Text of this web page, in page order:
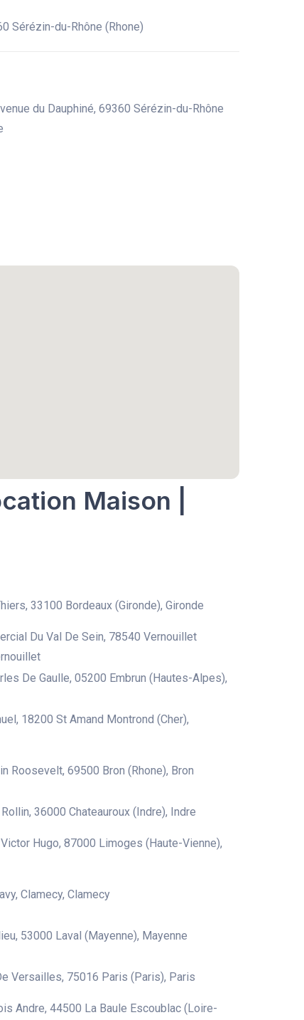
Sérézin-du-Rhône (Rhone)
du Dauphiné, 69360 Sérézin-du-Rhône
Maison |
33100 Bordeaux (Gironde), Gironde
Du Val De Sein, 78540 Vernouillet
De Gaulle, 05200 Embrun (Hautes-Alpes),
18200 St Amand Montrond (Cher),
Roosevelt, 69500 Bron (Rhone), Bron
36000 Chateauroux (Indre), Indre
Hugo, 87000 Limoges (Haute-Vienne),
Clamecy, Clamecy
53000 Laval (Mayenne), Mayenne
Versailles, 75016 Paris (Paris), Paris
Andre, 44500 La Baule Escoublac (Loire-